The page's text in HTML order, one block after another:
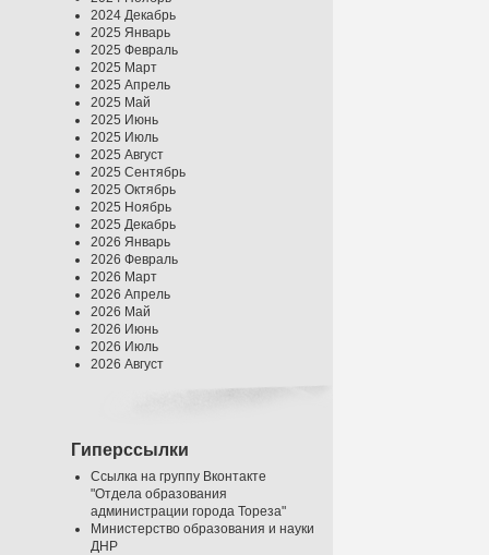
2024 Декабрь
2025 Январь
2025 Февраль
2025 Март
2025 Апрель
2025 Май
2025 Июнь
2025 Июль
2025 Август
2025 Сентябрь
2025 Октябрь
2025 Ноябрь
2025 Декабрь
2026 Январь
2026 Февраль
2026 Март
2026 Апрель
2026 Май
2026 Июнь
2026 Июль
2026 Август
Гиперссылки
Ссылка на группу Вконтакте
"Отдела образования
администрации города Тореза"
Министерство образования и науки
ДНР